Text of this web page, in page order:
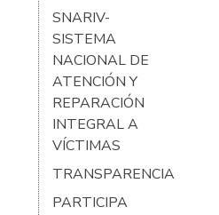
SNARIV-
SISTEMA
NACIONAL DE
ATENCIÓN Y
REPARACIÓN
INTEGRAL A
VÍCTIMAS
TRANSPARENCIA
PARTICIPA